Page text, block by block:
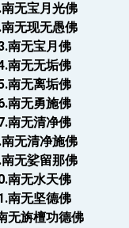
无宝月光佛
无现无愚佛
南无宝月佛
南无无垢佛
南无离垢佛
南无勇施佛
南无清净佛
无清净施佛
无娑留那佛
南无水天佛
南无坚德佛
无旃檀功德佛